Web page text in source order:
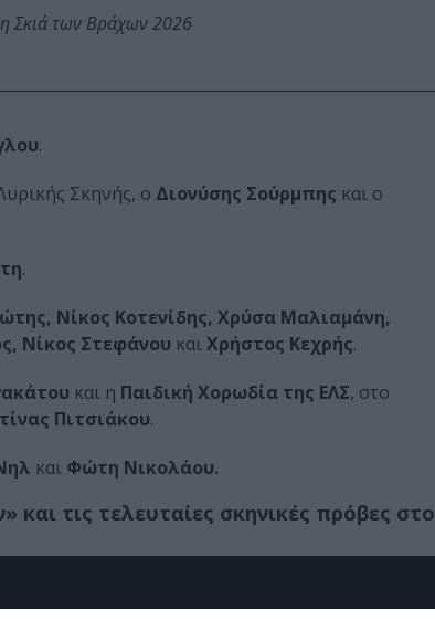
Σκιά των Βράχων 2026
.
Σκηνής, ο Διονύσης Σούρμπης και ο
.
Νίκος Κοτενίδης, Χρύσα Μαλιαμάνη,
Νίκος Στεφάνου καιΧρήστος Κεχρής.
και η Παιδική Χορωδία της ΕΛΣ, στο
Πιτσιάκου.
και Φώτη Νικολάου.
τις τελευταίες σκηνικές πρόβες στο